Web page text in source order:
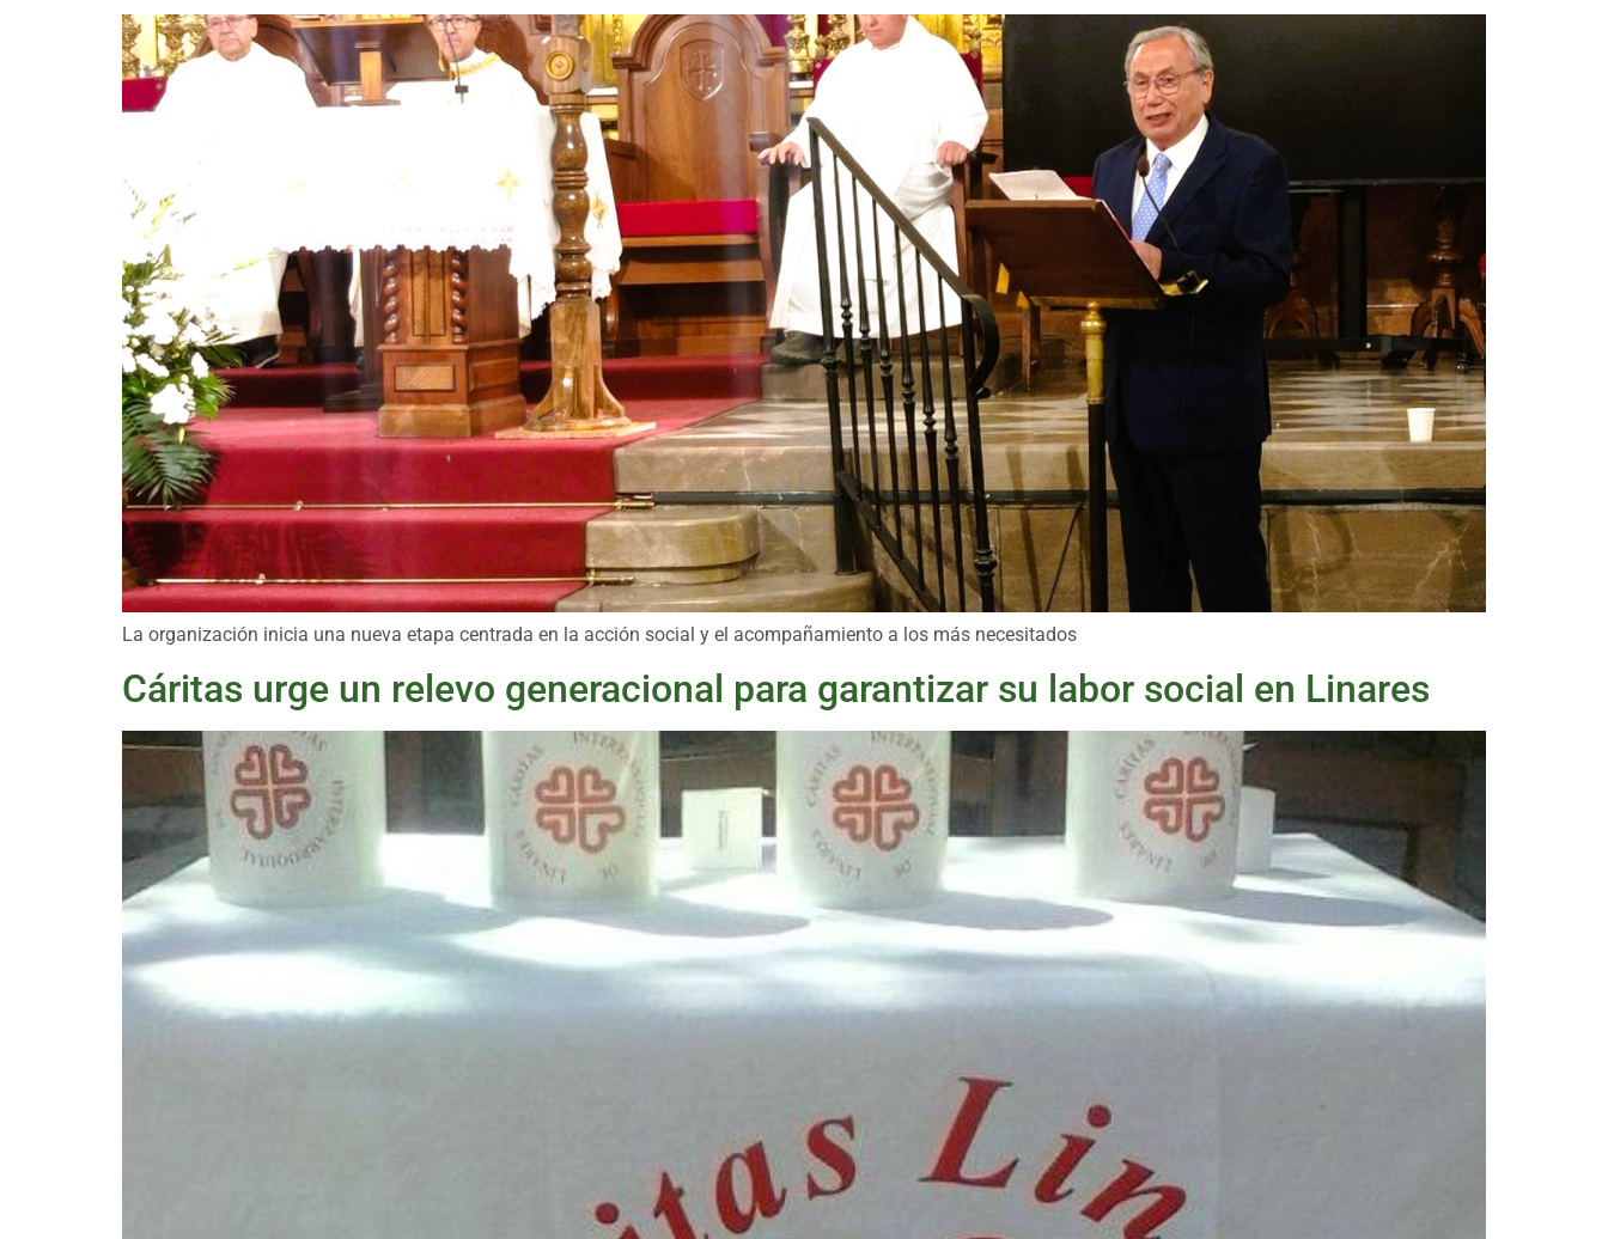
La organización inicia una nueva etapa centrada en la acción social y el acompañamiento a los más necesitados
Cáritas urge un relevo generacional para garantizar su labor social en Linares